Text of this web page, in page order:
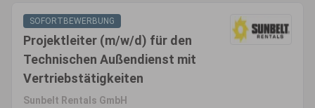
SOFORTBEWERBUNG
Projektleiter (m/w/d) für den
Technischen Außendienst mit
Vertriebstätigkeiten
Sunbelt Rentals GmbH